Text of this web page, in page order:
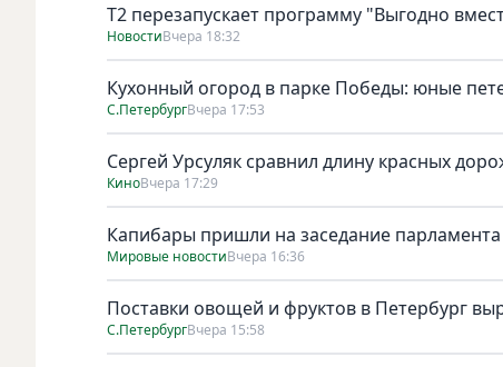
Т2 перезапускает программу "Выгодно
НовостиВчера 18:32
Кухонный огород в парке Победы: юные
С.ПетербургВчера 17:53
Сергей Урсуляк сравнил длину красных
КиноВчера 17:29
Капибары пришли на заседание
Мировые новостиВчера 16:36
Поставки овощей и фруктов в Петербург
С.ПетербургВчера 15:58